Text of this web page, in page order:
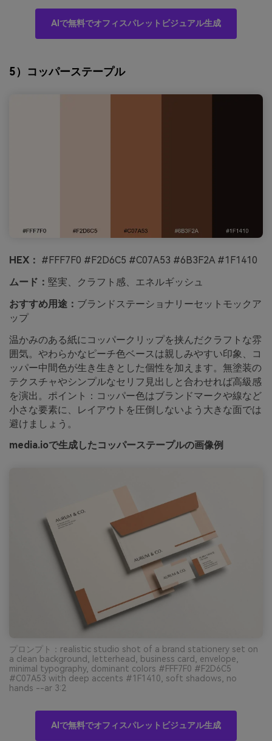
AIで無料でオフィスパレットビジュアル生成
5）コッパーステープル
HEX： #FFF7F0 #F2D6C5 #C07A53 #6B3F2A #1F1410
ムード： 堅実、クラフト感、エネルギッシュ
おすすめ用途： ブランドステーショナリーセットモックア
ップ
温かみのある紙にコッパークリップを挟んだクラフトな雰
囲気。やわらかなピーチ色ベースは親しみやすい印象、コ
ッパー中間色が生き生きとした個性を加えます。無塗装の
テクスチャやシンプルなセリフ見出しと合わせれば高級感
を演出。ポイント：コッパー色はブランドマークや線など
小さな要素に、レイアウトを圧倒しないよう大きな面では
避けましょう。
media.ioで生成したコッパーステープルの画像例
プロンプト：realistic studio shot of a brand stationery set on
a clean background, letterhead, business card, envelope,
minimal typography, dominant colors #FFF7F0 #F2D6C5
#C07A53 with deep accents #1F1410, soft shadows, no
hands --ar 3:2
AIで無料でオフィスパレットビジュアル生成